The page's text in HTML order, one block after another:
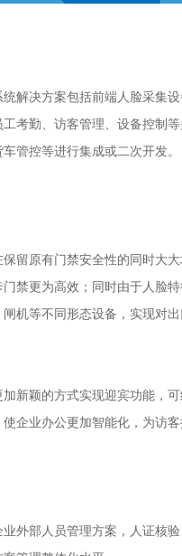
解决方案包括前端人脸采集
考勤、访客管理、设备控制
管控等进行集成或二次开发。
留原有门禁安全性的同时大
禁更为高效；同时由于人脸
机等不同形态设备，实现对出
新颖的方式实现迎宾功能，
企业办公更加智能化，为访
外部人员管理方案，人证核